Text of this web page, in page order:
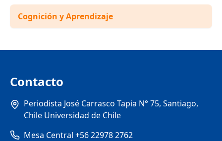
Cognición y Aprendizaje
Contacto
Periodista José Carrasco Tapia N° 75, Santiago,
Chile Universidad de Chile
Mesa Central +56 22978 2762